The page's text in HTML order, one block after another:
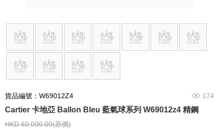
貨品編號：W69012Z4 174
Cartier 卡地亞 Ballon Bleu 藍氣球系列 W69012z4 精鋼
HKD 60,000.00(原價)